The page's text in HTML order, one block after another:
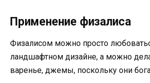
Применение физалиса
Физалисом можно просто
ландшафтном дизайне, а можно
варенье, джемы, поскольку они